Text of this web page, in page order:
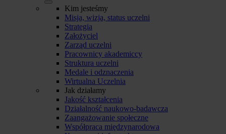
Kim jesteśmy
Misja, wizja, status uczelni
Strategia
Założyciel
Zarząd uczelni
Pracownicy akademiccy
Struktura uczelni
Medale i odznaczenia
Wirtualna Uczelnia
Jak działamy
Jakość kształcenia
Działalność naukowo-badawcza
Zaangażowanie społeczne
Współpraca międzynarodowa